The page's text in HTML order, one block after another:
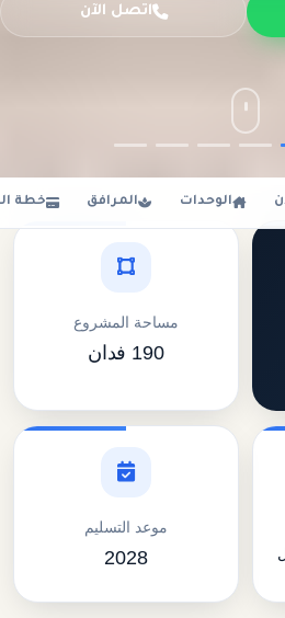
اتصل الآن
الوحدات المرافق خطة
مساحة المشروع
190 فدان
موعد التسليم
2028